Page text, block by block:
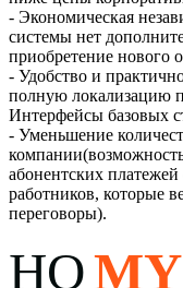
- Экономическая
системы нет
приобретение нового
- Удобство и
полную локализацию
Интерфейсы базовых
- Уменьшение
абонентских
работников, которые
переговоры).
HOMY